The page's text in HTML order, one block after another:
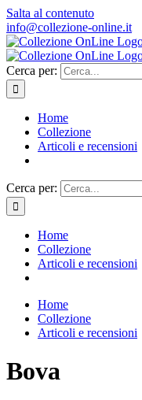
Salta al contenuto
info@collezione-online.it
Cerca per:
Home
Collezione
Articoli e recensioni
Cerca per:
Home
Collezione
Articoli e recensioni
Home
Collezione
Articoli e recensioni
Bova